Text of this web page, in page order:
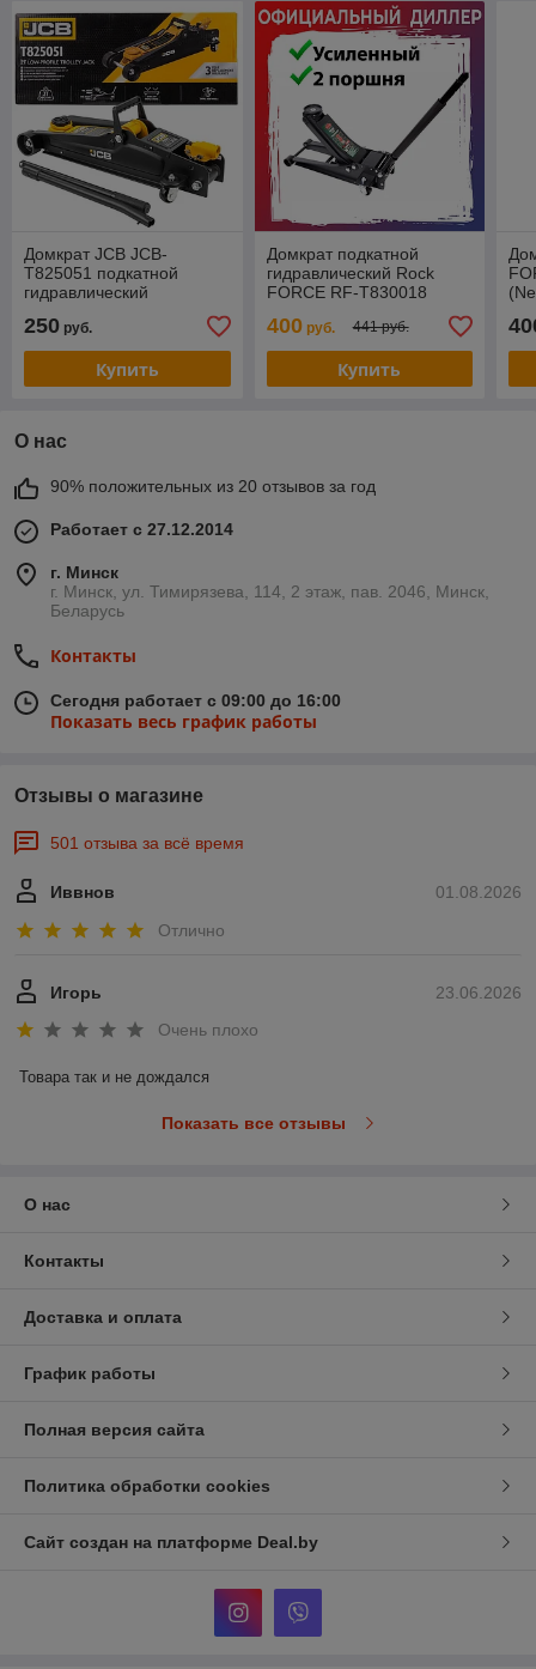
Домкрат JCB JCB-
T825051 подкатной
гидравлический
резиновой накладкой 2т
250 руб.
Купить
Домкрат подкатной
гидравлический Rock
FORCE RF-T830018
низкопрофильный 3т h
min 75мм, hmax 510мм
400руб. 441 руб.
Купить
О нас
90% положительных из 20 отзывов за год
Работает с 27.12.2014
г. Минск
г. Минск, ул. Тимирязева, 114, 2 этаж, пав. 2046, Минск,
Беларусь
Контакты
Сегодня работает с 09:00 до 16:00
Показать весь график работы
Отзывы о магазине
501 отзыва за всё время
01.08.2026
Иввнов
Отлично
23.06.2026
Игорь
Очень плохо
Товара так и не дождался
Показать все отзывы
О нас
Контакты
Доставка и оплата
График работы
Полная версия сайта
Политика обработки cookies
Сайт создан на платформе Deal.by